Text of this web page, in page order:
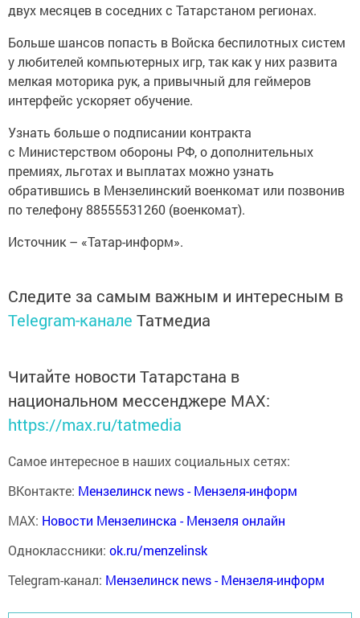
двух месяцев в соседних с Татарстаном регионах.
Больше шансов попасть в Войска беспилотных систем
у любителей компьютерных игр, так как у них развита
мелкая моторика рук, а привычный для геймеров
интерфейс ускоряет обучение.
Узнать больше о подписании контракта
с Министерством обороны РФ, о дополнительных
премиях, льготах и выплатах можно узнать
обратившись в Мензелинский военкомат или позвонив
по телефону 88555531260 (военкомат).
Источник – «Татар-информ».
Следите за самым важным и интересным в
Telegram-канале Татмедиа
Читайте новости Татарстана в
национальном мессенджере MАХ:
https://max.ru/tatmedia
Самое интересное в наших социальных сетях:
ВКонтакте: Мензелинск news - Мензеля-информ
MAX: Новости Мензелинска - Мензеля онлайн
Одноклассники: ok.ru/menzelinsk
Telegram-канал: Мензелинск news - Мензеля-информ